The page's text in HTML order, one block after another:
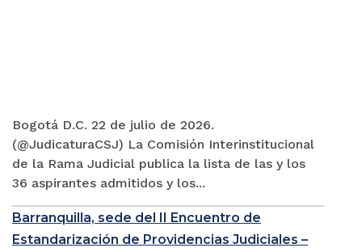
Bogotá D.C. 22 de julio de 2026.
(@JudicaturaCSJ) La Comisión Interinstitucional
de la Rama Judicial publica la lista de las y los
36 aspirantes admitidos y los...
Barranquilla, sede del II Encuentro de
Estandarización de Providencias Judiciales –